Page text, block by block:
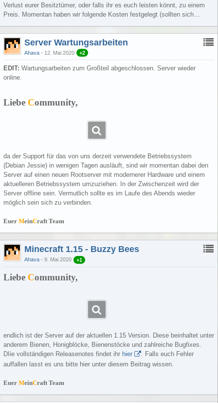
Verlust eurer Besitztümer, oder falls ihr es euch leisten könnt, zu einem
Preis. Momentan haben wir folgende Kosten festgelegt (sollten sich…
Server Wartungsarbeiten
Ahava 12. Mai 2020 +2
EDIT: Wartungsarbeiten zum Großteil abgeschlossen. Server wieder
online.
Liebe Community,
da der Support für das von uns derzeit verwendete Betriebssystem
(Debian Jessie) in wenigen Tagen ausläuft, sind wir momentan dabei den
Server auf einen neuen Rootserver mit modernerer Hardware und einem
aktuelleren Betriebssystem umzuziehen. In der Zwischenzeit wird der
Server offline sein. Vermutlich sollte es im Laufe des Abends wieder
möglich sein sich zu verbinden.
Euer MeinCraft Team
Minecraft 1.15 - Buzzy Bees
Ahava 9. Mai 2020 +1
Liebe Community,
endlich ist der Server auf der aktuellen 1.15 Version. Diese beinhaltet unter
anderem Bienen, Honigblöcke, Bienenstöcke und zahlreiche Bugfixes.
DIie vollständigen Releasenotes findet ihr hier
. Falls euch Fehler
auffallen lasst es uns bitte hier unter diesem Beitrag wissen.
Euer MeinCraft Team